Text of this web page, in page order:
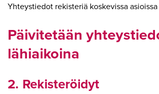
Yhteystiedot rekisteriä koskevissa asioissa
Päivitetään
lähiaikoina
2. Rekisteröidyt